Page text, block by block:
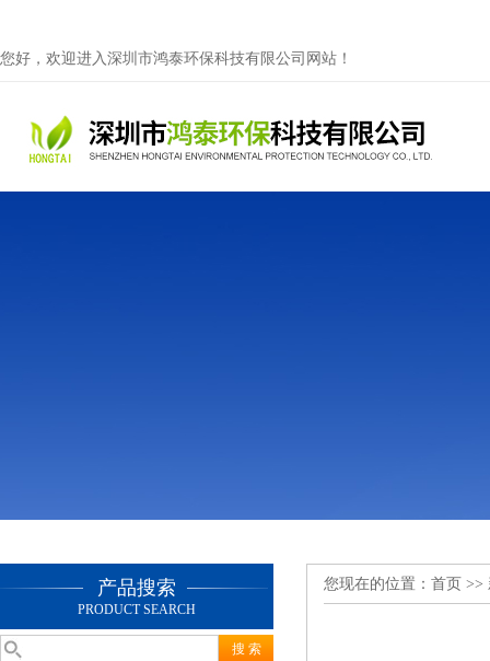
您好，欢迎进入深圳市鸿泰环保科技有限公司网站！
产品搜索
PRODUCT SEARCH
您现在的位置： 首页 >>